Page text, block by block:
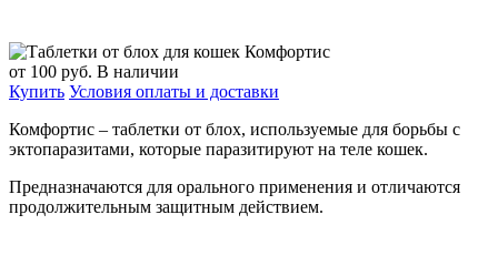
от 100 руб. В наличии
Купить Условия оплаты и доставки
Комфортис – таблетки от блох, используемые для борьбы с
эктопаразитами, которые паразитируют на теле кошек.
Предназначаются для орального применения и отличаются
продолжительным защитным действием.